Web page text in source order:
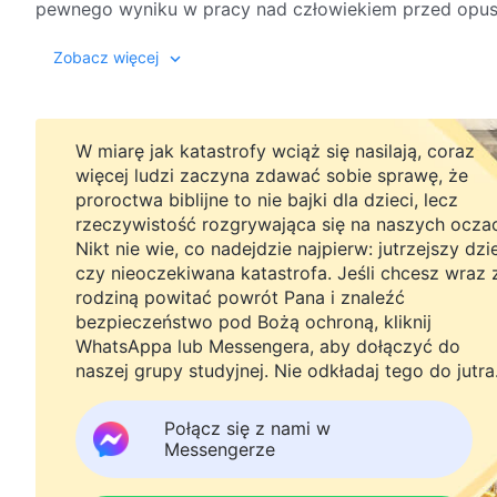
pewnego wyniku w pracy nad człowiekiem przed
tym samym służy temu, aby stał się uwielbiony.
wypełnianiem swojej służby. Jeśli chodzi o
nich prawie żadnego udziału, nawet do tego
które powinien wykonać, a najmniejszym Jego
Dziełem, które On wykonuje, jest tylko to, co odnosi
powinien pełnić, tak jakby wszystkie inne sprawy
podstawowej wiedzy o życiu jako człowiek, nie
w nic innego, co człowiek rozumie. Nie troszczy się
On po prostu dzieło, które jest Jego obowiązkiem.
bardzo niedoskonały, że nawet nie zwraca uwagi
nie ma zrozumienia dla takich spraw. Takie rzeczy
rządzące osobistym zachowaniem i interakcją z
nie masz w najmniejszym stopniu wrażenia, że z
człowieczeństwo utrzymuje jedynie Jego życie jako
dając Mu zdolność rozróżniania dobra oraz zła.
Zobacz więcej
W miarę jak katastrofy wciąż się nasilają, coraz
więcej ludzi zaczyna zdawać sobie sprawę, że
proroctwa biblijne to nie bajki dla dzieci, lecz
rzeczywistość rozgrywająca się na naszych
Nikt nie wie, co nadejdzie najpierw: jutrzejszy
czy nieoczekiwana katastrofa. Jeśli chcesz wraz
rodziną powitać powrót Pana i znaleźć
bezpieczeństwo pod Bożą ochroną, kliknij
WhatsAppa lub Messengera, aby dołączyć do
naszej grupy studyjnej. Nie odkładaj tego do jutra.
Połącz się z nami w
Messengerze